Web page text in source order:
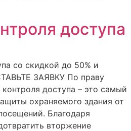
доступа
со скидкой до 50% и
ЗАЯВКУ По праву
доступа – это самый
охраняемого здания от
Благодаря
вторжение